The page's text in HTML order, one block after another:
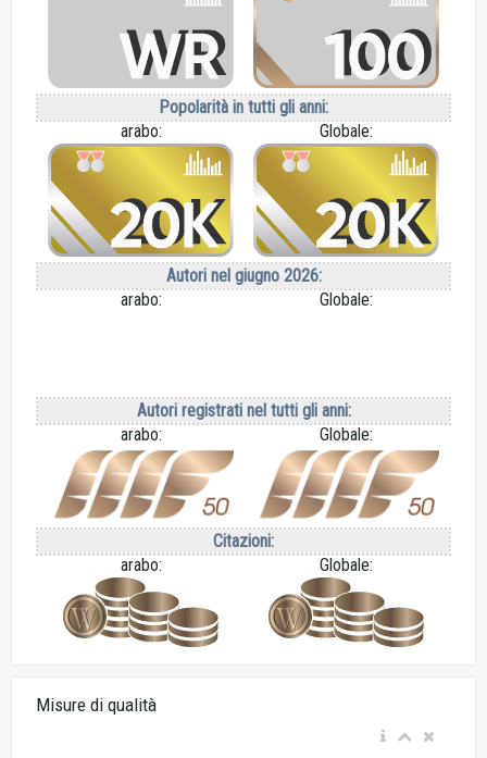
Popolarità in tutti gli anni:
arabo:
Globale:
Autori nel giugno 2026:
arabo:
Globale:
Autori registrati nel tutti gli anni:
arabo:
Globale:
Citazioni:
arabo:
Globale:
Misure di qualità